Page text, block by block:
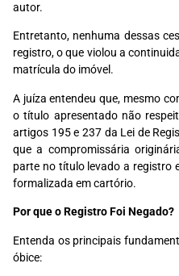
autor.
Entretanto, nenhuma dessas
registro, o que violou a
matrícula do imóvel.
A juíza entendeu que, mesmo
o título apresentado não
artigos 195 e 237 da Lei de
que a compromissária
parte no título levado a registro
formalizada em cartório.
Por que o Registro Foi Negado?
Entenda os principais
óbice: